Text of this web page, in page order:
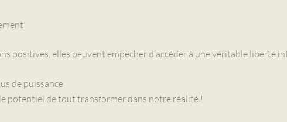
positives, elles peuvent empêcher d’accéder à une véritable liberté
de puissance
le potentiel de tout transformer dans notre réalité !